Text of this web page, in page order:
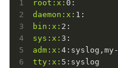
root: x: 0
daemon: x: 1
bin: x: 2
sys: x: 3
adm: x: 4 :syslog,my-
tty: x: 5